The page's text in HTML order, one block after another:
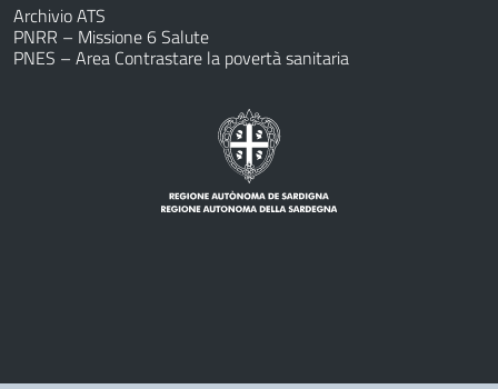
Archivio ATS
PNRR – Missione 6 Salute
PNES – Area Contrastare la povertà sanitaria